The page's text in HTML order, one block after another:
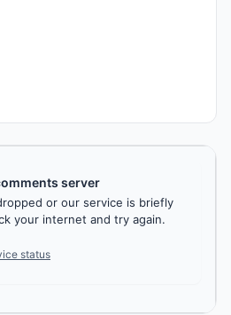
server
or our service is briefly
your internet and try again.
status